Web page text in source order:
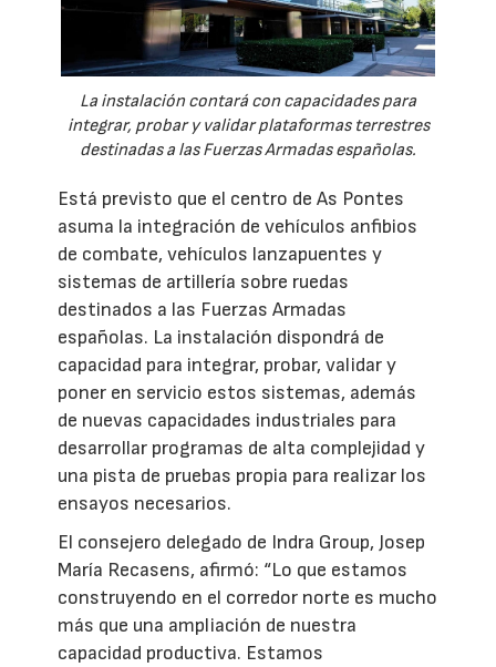
La instalación contará con capacidades para
integrar, probar y validar plataformas terrestres
destinadas a las Fuerzas Armadas españolas.
Está previsto que el centro de As Pontes
asuma la integración de vehículos anfibios
de combate, vehículos lanzapuentes y
sistemas de artillería sobre ruedas
destinados a las Fuerzas Armadas
españolas. La instalación dispondrá de
capacidad para integrar, probar, validar y
poner en servicio estos sistemas, además
de nuevas capacidades industriales para
desarrollar programas de alta complejidad y
una pista de pruebas propia para realizar los
ensayos necesarios.
El consejero delegado de Indra Group, Josep
María Recasens, afirmó: “Lo que estamos
construyendo en el corredor norte es mucho
más que una ampliación de nuestra
capacidad productiva. Estamos